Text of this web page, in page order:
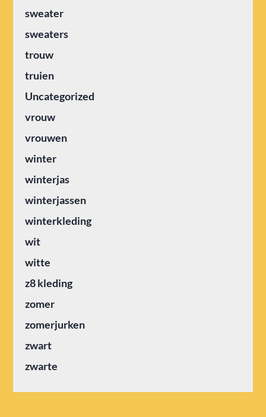
sweater
sweaters
trouw
truien
Uncategorized
vrouw
vrouwen
winter
winterjas
winterjassen
winterkleding
wit
witte
z8 kleding
zomer
zomerjurken
zwart
zwarte